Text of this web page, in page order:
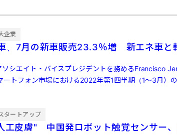
企業
、7月の新車販売23.3％増 新エネ車と
シエイト・バイスプレジデントを務めるFrancisco
ートフォン市場における2022年第1四半期（1～3月）
タートアップ
工皮膚" 中国発ロボット触覚センサー